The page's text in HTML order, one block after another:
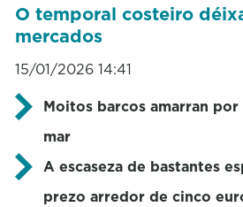
O temporal costeiro
mercados
15/01/2026 14:41
Moitos barcos amarran
mar
A escaseza de bastantes
prezo arredor de cinco